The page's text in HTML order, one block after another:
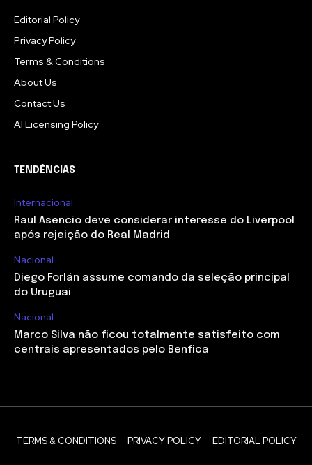
Editorial Policy
Privacy Policy
Terms & Conditions
About Us
Contact Us
AI Licensing Policy
TENDÊNCIAS
Internacional
Raul Asencio deve considerar interesse do Liverpool
após rejeição do Real Madrid
Nacional
Diego Forlán assume comando da seleção principal
do Uruguai
Nacional
Marco Silva não ficou totalmente satisfeito com
centrais apresentados pelo Benfica
TERMS & CONDITIONS PRIVACY POLICY EDITORIAL POLICY